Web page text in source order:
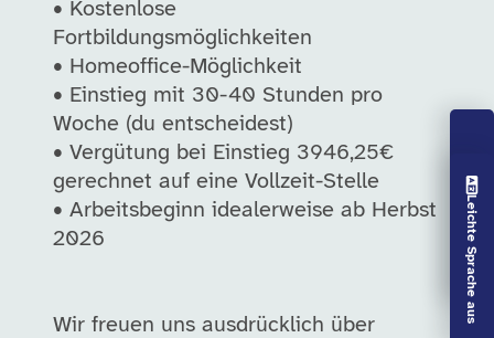
Vorlesen aus
Leichte Sprache aus
• Kostenlose
Fortbildungsmöglichkeiten
• Homeoffice-Möglichkeit
• Einstieg mit 30-40 Stunden pro
Woche (du entscheidest)
• Vergütung bei Einstieg 3946,25€
gerechnet auf eine Vollzeit-Stelle
• Arbeitsbeginn idealerweise ab Herbst
2026
Wir freuen uns ausdrücklich über